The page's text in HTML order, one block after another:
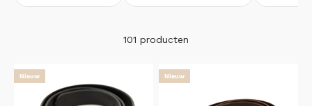
101 producten
Nieuw Nieuw